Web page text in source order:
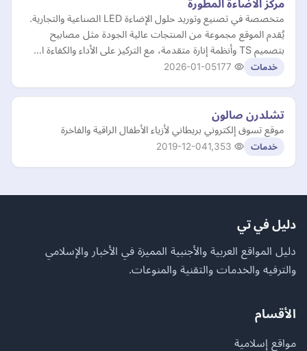
مركز الاضاءة المطورة
متخصصة في تصنيع وتوريد حلول الإضاءة LED الصناعية والتجارية.
يُقدم الموقع مجموعة من المنتجات عالية الجودة مثل مصابيح
بتصميم TS وأنظمة إنارة متقدمة، مع التركيز على الأداء والكفاءة ا…
خدمات 2026-01-05
تشلدرن صالون
موقع تسوق إلكتروني بريطاني لأزياء الأطفال الراقية والفاخرة
خدمات 2019-12-04
دليل في تي
دليل المواقع العربية والأجنبية المميزة في الأخبار والإسلامي
والترفيه والخدمات والتقنية والمنوعات.
الأقسام
مواقع إسلامية